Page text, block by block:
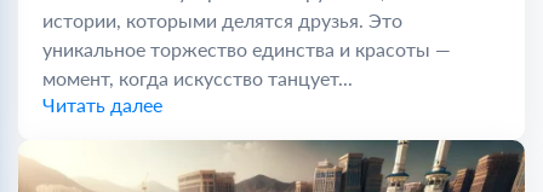
истории, которыми делятся друзья. Это
уникальное торжество единства и красоты —
момент, когда искусство танцует...
Читать далее